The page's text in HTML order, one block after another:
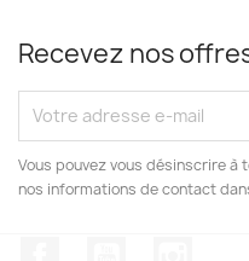
Recevez nos
Vous pouvez vous désinscrire à
nos informations de contact